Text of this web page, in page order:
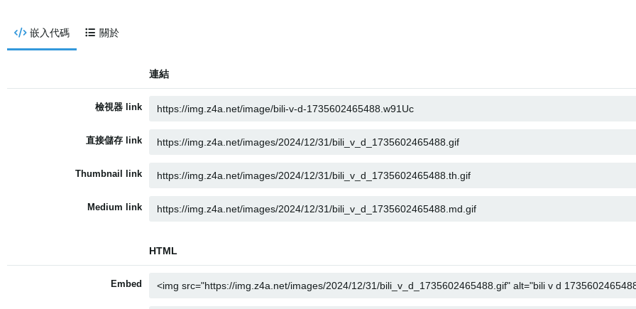
嵌入代碼 關於
連結
檢視器 link
直接儲存 link
Thumbnail link
Medium link
HTML
Embed